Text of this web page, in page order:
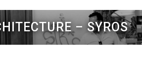
– SYROS